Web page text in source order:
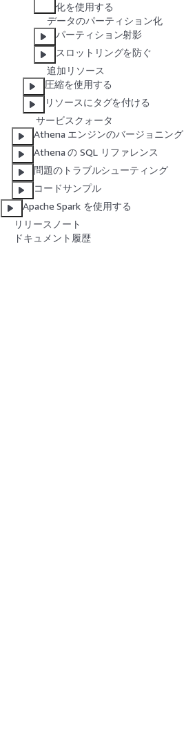
化を使用する
データのパーティション化
パーティション射影
スロットリングを防ぐ
追加リソース
圧縮を使用する
リソースにタグを付ける
サービスクォータ
Athena エンジンのバージョニング
Athena の SQL リファレンス
問題のトラブルシューティング
コードサンプル
Apache Spark を使用する
リリースノート
ドキュメント履歴